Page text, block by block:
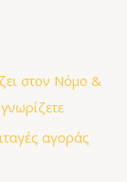
στον Νόμο &
αγοράς